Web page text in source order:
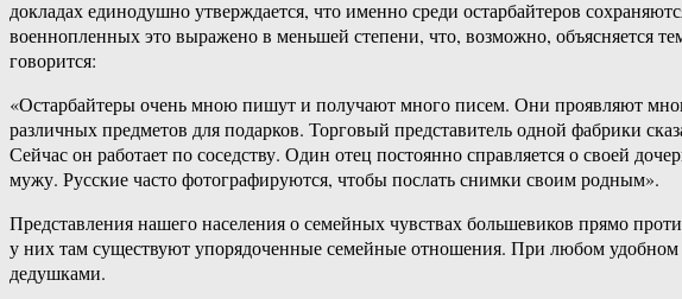
докладах единодушно утверждается, что именно среди остарбайтеров
военнопленных это выражено в меньшей степени, что, возможно, объясняется
говорится:
«Остарбайтеры очень мною пишут и получают много писем. Они проявляют
различных предметов для подарков. Торговый представитель одной фабрики
Сейчас он работает по соседству. Один отец постоянно справляется о своей
мужу. Русские часто фотографируются, чтобы послать снимки своим родным».
Представления нашего населения о семейных чувствах большевиков прямо
у них там существуют упорядоченные семейные отношения. При любом
дедушками.